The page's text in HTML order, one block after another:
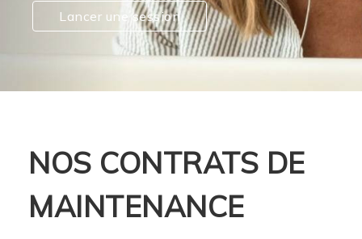
Lancer une session
NOS CONTRATS DE
MAINTENANCE